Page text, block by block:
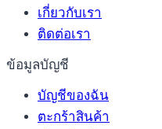
เกี่ยวกับเรา
ติดต่อเรา
ข้อมูลบัญชี
บัญชีของฉัน
ตะกร้าสินค้า